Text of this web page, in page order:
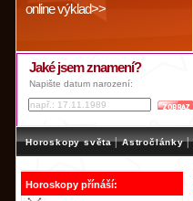
online výklad>>
Jaké jsem znamení?
Napište datum narození:
Horoskopy světa | Astročlánky |
Horoskopy přínáší: